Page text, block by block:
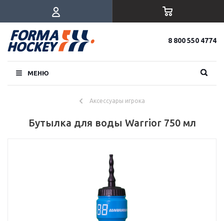
8 800 550 4774
МЕНЮ
Аксессуары игрока
Бутылка для воды Warrior 750 мл